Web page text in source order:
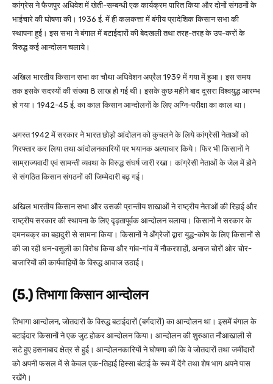
कांग्रेस ने फैजपुर अधिवेश में खेती-सम्बन्धी एक कार्यक्रम पारित किया और दोनों संगठनों के
भाईचारे की घोषणा की। 1936 ई. में ही कलकत्ता में बंगीय प्रादेशिक किसान सभा की
स्थापना हुई। इस सभा ने बंगाल में बटाईदारों की बेदखली तथा तरह-तरह के उप-करों के
विरुद्ध कई आन्दोलन चलाये।
अखिल भारतीय किसान सभा का चौथा अधिवेशन अप्रैल 1939 में गया में हुआ। इस समय
तक इसके सदस्यों की संख्या 8 लाख हो गई थी। इसके कुछ महीने बाद दूसरा विश्वयुद्ध आरम्भ
हो गया। 1942-45 ई. का काल किसान आन्दोलनों के लिए अग्नि-परीक्षा का काल था।
अगस्त 1942 में सरकार ने भारत छोड़ो आंदोलन को कुचलने के लिये कांग्रेसी नेताओं को
गिरफ्तार कर लिया तथा आंदोलनकारियों पर भयानक अत्याचार किये। फिर भी किसानों ने
साम्राज्यवादी एवं सामन्ती व्यवथा के विरुद्ध संघर्ष जारी रखा। कांग्रेसी नेताओं के जेल में होने
से संगठित किसान संगठनों की जिम्मेदारी बढ़ गई।
अखिल भारतीय किसान सभा और उसकी प्रान्तीय शाखाओं ने राष्ट्रीय नेताओं की रिहाई और
राष्ट्रीय सरकार की स्थापना के लिए दृढ़तापूर्वक आन्दोलन चलाया। किसानों ने सरकार के
दमनचक्र का बहादुरी से सामना किया। किसानों ने अँग्रेजों द्वारा युद्ध-कोष के लिए किसानों से
की जा रही धन-वसूली का विरोध किया और गांव-गांव में नौकरशाहों, अनाज चोरों ओर चोर-
बाजारियों की कार्यवाहियों के विरुद्ध आवाज उठाई।
(5.) तिभागा किसान आन्दोलन
तिभागा आन्दोलन, जोतदारों के विरुद्ध बटाईदारों (बर्गदारों) का आन्दोलन था। इसमें बंगाल के
बटाईदार किसानों ने एक जुट होकर आन्दोलन किया। आन्दोलन की शुरुआत नौआखाली से
सटे हुए हसनाबाद क्षेत्र से हुई। आन्दोलनकारियों ने घोषणा की कि वे जोतदारों तथा जमींदारों
को अपनी फसल में से केवल एक-तिहाई हिस्सा बंटाई के रूप में देंगे तथा शेष भाग अपने पास
रखेंगे।